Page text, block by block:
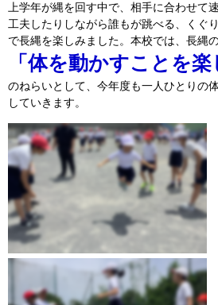
上学年が縄を回す中で、相手に合わせて
工夫したりしながら誰もが跳べる、くぐ
で長縄を楽しみました。本校では、長縄
「体を動かすことを楽
のねらいとして、今年度も一人ひとりの
していきます。